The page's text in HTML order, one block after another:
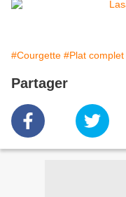
#Courgette #Plat complet
Partager